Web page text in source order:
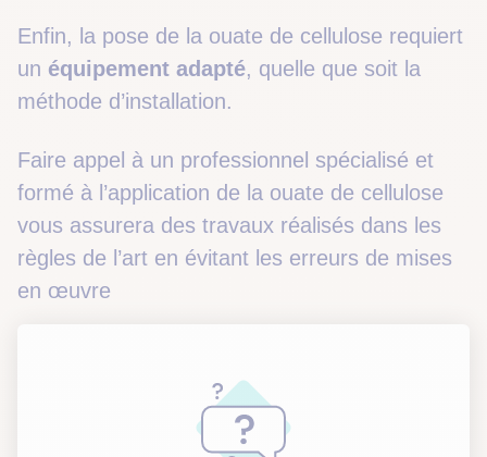
Enfin, la pose de la ouate de cellulose requiert
un équipement adapté, quelle que soit la
méthode d’installation.
Faire appel à un professionnel spécialisé et
formé à l’application de la ouate de cellulose
vous assurera des travaux réalisés dans les
règles de l’art en évitant les erreurs de mises
en œuvre